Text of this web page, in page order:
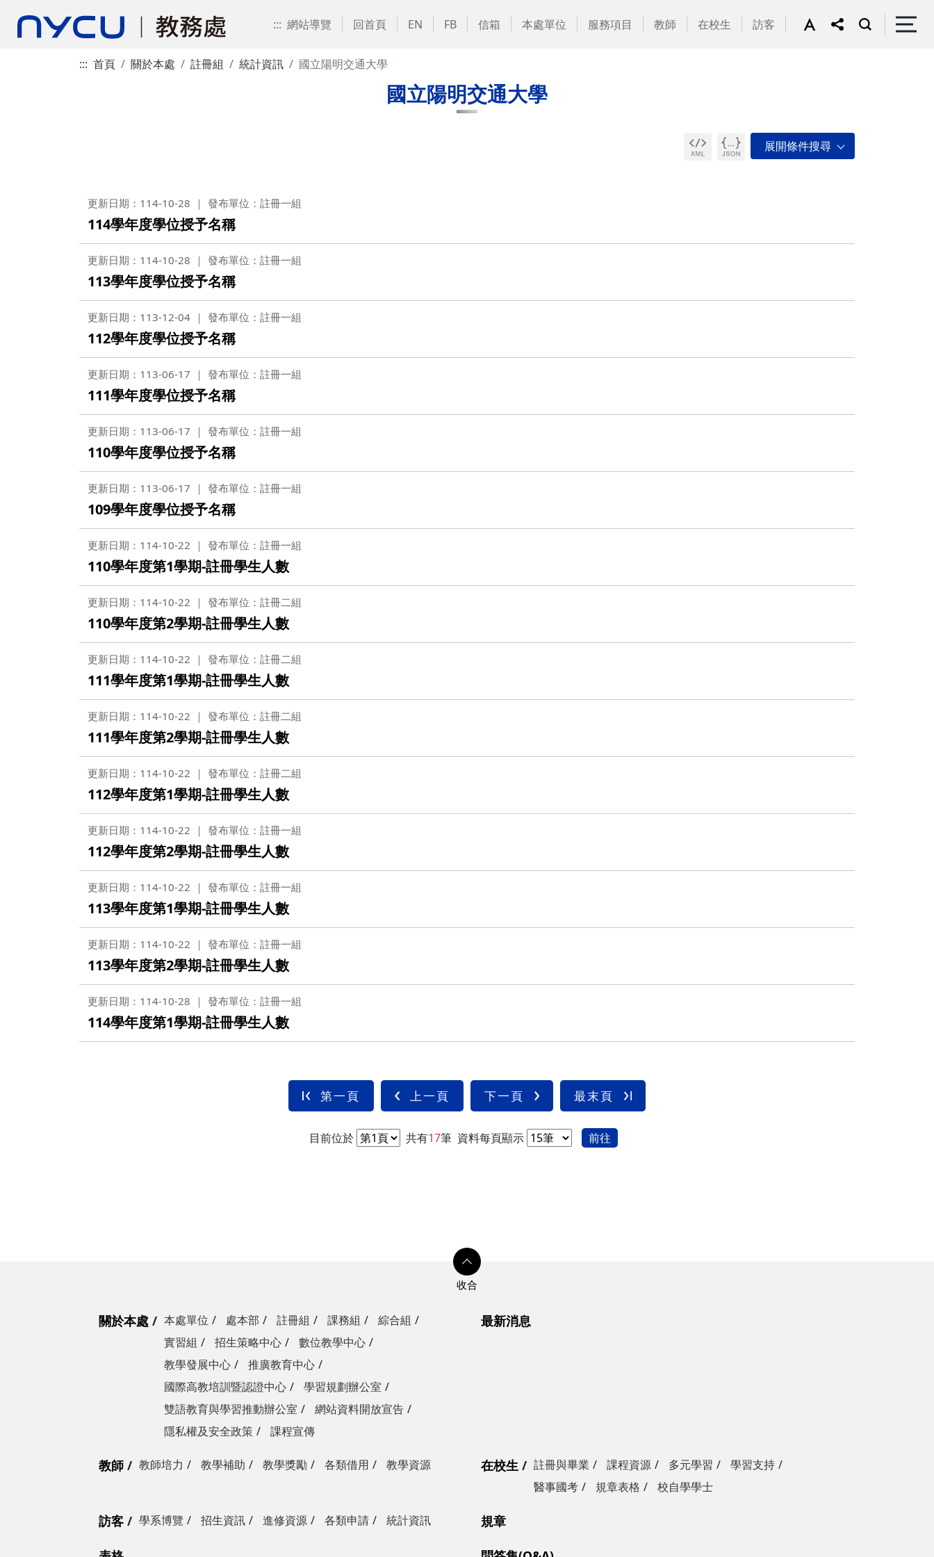
::: 網站導覽 回首頁 EN FB 信箱 本處單位 服務項目 教師 在校生 訪客
::: 首頁 關於本處 註冊組 統計資訊 國立陽明交通大學
國立陽明交通大學
更新日期：114-10-28 發布單位：註冊一組
114學年度學位授予名稱
更新日期：114-10-28 發布單位：註冊一組
113學年度學位授予名稱
更新日期：113-12-04 發布單位：註冊一組
112學年度學位授予名稱
更新日期：113-06-17 發布單位：註冊一組
111學年度學位授予名稱
更新日期：113-06-17 發布單位：註冊一組
110學年度學位授予名稱
更新日期：113-06-17 發布單位：註冊一組
109學年度學位授予名稱
更新日期：114-10-22 發布單位：註冊一組
110學年度第1學期-註冊學生人數
更新日期：114-10-22 發布單位：註冊二組
110學年度第2學期-註冊學生人數
更新日期：114-10-22 發布單位：註冊二組
111學年度第1學期-註冊學生人數
更新日期：114-10-22 發布單位：註冊二組
111學年度第2學期-註冊學生人數
更新日期：114-10-22 發布單位：註冊二組
112學年度第1學期-註冊學生人數
更新日期：114-10-22 發布單位：註冊一組
112學年度第2學期-註冊學生人數
更新日期：114-10-22 發布單位：註冊一組
113學年度第1學期-註冊學生人數
更新日期：114-10-22 發布單位：註冊一組
113學年度第2學期-註冊學生人數
更新日期：114-10-28 發布單位：註冊一組
114學年度第1學期-註冊學生人數
第一頁 上一頁 下一頁 最末頁
目前位於 共有17筆 資料每頁顯示 前往
關於本處 本處單位 處本部 註冊組 課務組
綜合組
實習組
招生策略中心
數位教學中心
教學發展中心
推廣教育中心
國際高教培訓暨認證中心
學習規劃辦公室
雙語教育與學習推動辦公室
網站資料開放宣告
隱私權及安全政策
課程宣傳
最新消息
教師 教師培力 教學補助 教學獎勵 各類借用 教學資源 在校生 註冊與畢業 課程資源 多元學習
學習支持
醫事國考
規章表格 校自學學士
訪客 學系博覽 招生資訊 進修資源 各類申請 統計資訊 規章